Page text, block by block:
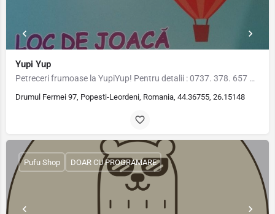
Yupi Yup
Petreceri frumoase la YupiYup! Pentru detalii : 0737. 378. 657 Adresa YupiYup: Drumul Fermei, nr.97 Pentru…
Drumul Fermei 97, Popesti-Leordeni, Romania, 44.36755, 26.15148
Pufu Shop DOAR CU PROGRAMARE